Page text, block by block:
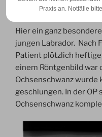
Praxis an. Notfälle bitte
AM
Verhängnisvoller
Hier ein ganz
jungen Labrador. Nach
Patient plötzlich
einem Röntgenbild war
Ochsenschwanz
geschlungen. In der OP
Ochsenschwanz